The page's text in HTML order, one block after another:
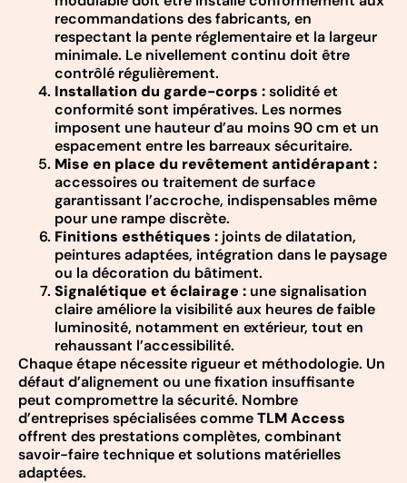
recommandations des fabricants, en
respectant la pente réglementaire et la largeur
minimale. Le nivellement continu doit être
contrôlé régulièrement.
Installation du garde-corps :solidité et
conformité sont impératives. Les normes
imposent une hauteur d’au moins 90 cm et un
espacement entre les barreaux sécuritaire.
Mise en place du revêtement antidérapant :
accessoires ou traitement de surface
garantissant l’accroche, indispensables même
pour une rampe discrète.
Finitions esthétiques : joints de dilatation,
peintures adaptées, intégration dans le paysage
ou la décoration du bâtiment.
Signalétique et éclairage : une signalisation
claire améliore la visibilité aux heures de faible
luminosité, notamment en extérieur, tout en
rehaussant l’accessibilité.
Chaque étape nécessite rigueur et méthodologie. Un
défaut d’alignement ou une fixation insuffisante
peut compromettre la sécurité. Nombre
d’entreprises spécialisées commeTLM Access
offrent des prestations complètes, combinant
savoir-faire technique et solutions matérielles
adaptées.